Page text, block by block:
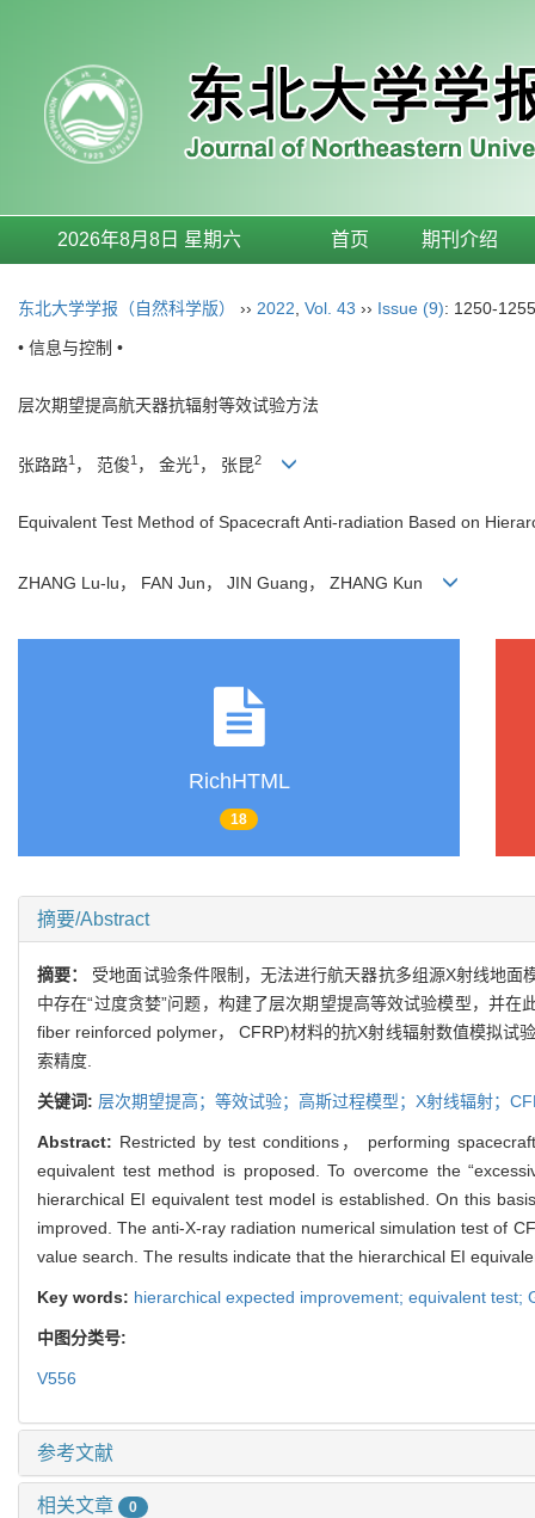
2026年8月8日 星期六 首页 期刊介绍
东北大学学报（自然科学版） ›› 2022 Vol. 43 ›› Issue (9): 1250-
• 信息与控制 •
层次期望提高航天器抗辐射等效试验方法
张路路1 ， 范俊1 ， 金光1 ， 张昆2
Equivalent Test Method of Spacecraft Anti-radiation Based on
ZHANG Lu-lu， FAN Jun， JIN Guang， ZHANG Kun
RichHTML
18
摘要/Abstract
摘要： 受地面试验条件限制，无法进行航天器抗多组源X射线地
中存在“过度贪婪”问题，构建了层次期望提高等效试验模型，并
fiber reinforced polymer， CFRP)材料的抗X射线辐射数值模拟试
索精度.
关键词: 层次期望提高；等效试验；高斯过程模型；X射线辐射；
Abstract: Restricted by test conditions， performing
equivalent test method is proposed. To overcome the
hierarchical EI equivalent test model is established. On this
improved. The anti-X-ray radiation numerical simulation test of
value search. The results indicate that the hierarchical EI
Key words: hierarchical expected improvement; equivalent
中图分类号:
V556
参考文献
相关文章 0